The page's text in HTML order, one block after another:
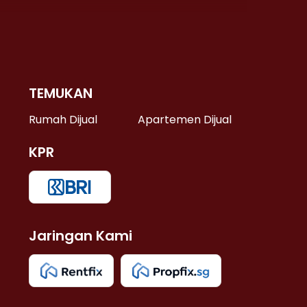
TEMUKAN
Rumah Dijual Apartemen Dijual
KPR
Jaringan Kami